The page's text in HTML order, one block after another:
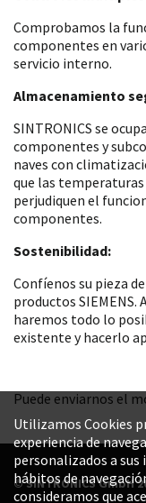
Comprobamos la
componentes en
servicio interno.
Almacenamiento
SINTRONICS se
componentes y
naves con
que las temperaturas
perjudiquen el
componentes.
Sostenibilidad:
Confíenos su pieza
productos SIEMENS.
haremos todo lo
existente y hacerlo
Puede enviarnos el
© SINTRONICS GmbH
Utilizamos Cookies
experiencia de
personalizados a
hábitos de
consideramos que